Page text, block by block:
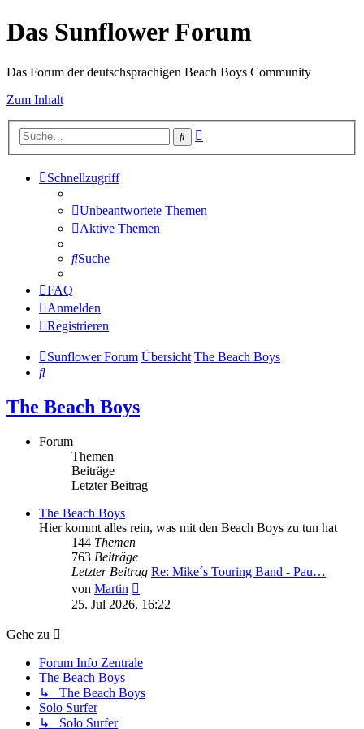
Das Sunflower Forum
Das Forum der deutschsprachigen Beach Boys Community
Zum Inhalt
Suche
Schnellzugriff
Unbeantwortete Themen
Aktive Themen
Suche
FAQ
Anmelden
Registrieren
Sunflower Forum Übersicht The Beach Boys
Suche
The Beach Boys
Forum
Themen
Beiträge
Letzter Beitrag
The Beach Boys
Hier kommt alles rein, was mit den Beach Boys zu tun hat
144 Themen
763 Beiträge
Letzter Beitrag Re: Mike´s Touring Band - Pau…
von Martin
Beitrag
25. Jul 2026, 16:22
Gehe zu
Forum Info Zentrale
The Beach Boys
↳ The Beach Boys
Solo Surfer
↳ Solo Surfer